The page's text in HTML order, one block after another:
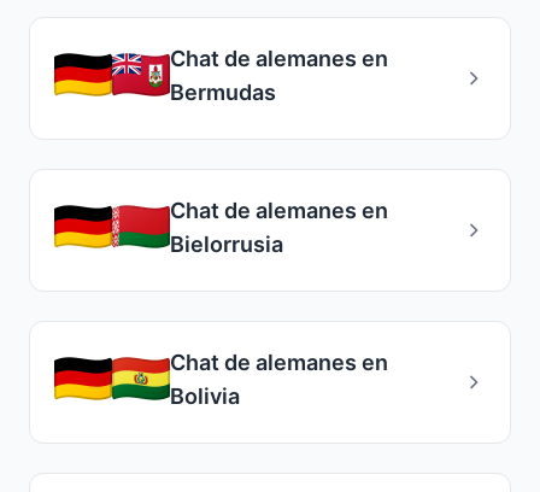
Chat de alemanes en
Bermudas
Chat de alemanes en
Bielorrusia
Chat de alemanes en
Bolivia